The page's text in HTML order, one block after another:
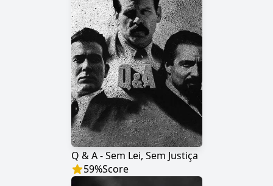
Q & A - Sem Lei, Sem Justiça
59%Score